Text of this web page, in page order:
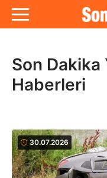
Son Dakika
Haberleri
30.07.2026